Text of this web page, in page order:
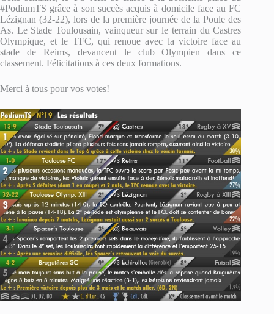
#PodiumTS grâce à son succès acquis à domicile face au FC
Lézignan (32-22), lors de la première journée de la Poule des
As. Le Stade Toulousain, vainqueur sur le terrain du Castres
Olympique, et le TFC, qui renoue avec la victoire face au
stade de Reims, devancent le club Olympien dans ce
classement. Félicitations à ces deux formations.
Merci à tous pour vos votes!